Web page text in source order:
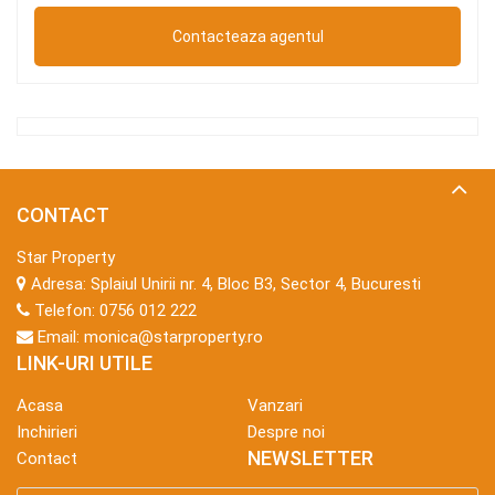
CONTACT
Star Property
Adresa: Splaiul Unirii nr. 4, Bloc B3, Sector 4, Bucuresti
Telefon: 0756 012 222
Email: monica@starproperty.ro
LINK-URI UTILE
Acasa
Vanzari
Inchirieri
Despre noi
Contact
NEWSLETTER